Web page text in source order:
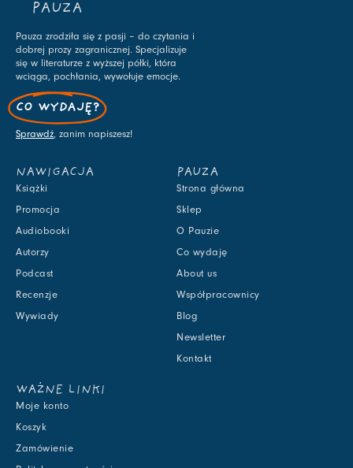
PAUZA
Pauza zrodziła się z pasji – do czytania i
dobrej prozy zagranicznej. Specjalizuje
się w literaturze z wyższej półki, która
wciąga, pochłania, wywołuje emocje.
CO WYDAJĘ?
Sprawdź, zanim napiszesz!
NAWIGACJA
Książki
Promocja
Audiobooki
Autorzy
Podcast
Recenzje
Wywiady
PAUZA
Strona główna
Sklep
O Pauzie
Co wydaję
About us
Współpracownicy
Blog
Newsletter
Kontakt
WAŻNE LINKI
Moje konto
Koszyk
Zamówienie